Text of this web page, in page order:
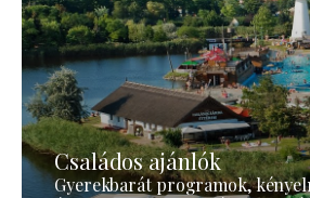
Családos ajánlók
Gyerekbarát programok,